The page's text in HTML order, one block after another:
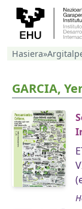
Hasiera»
GARCIA,